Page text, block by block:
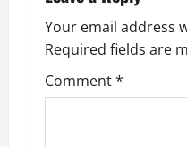
v
i
g
Your email address
Required fields are
Comment*